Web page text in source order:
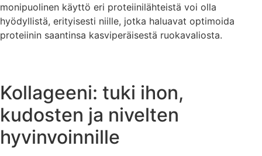
monipuolinen käyttö eri proteiinilähteistä voi olla
hyödyllistä, erityisesti niille, jotka haluavat optimoida
proteiinin saantinsa kasviperäisestä ruokavaliosta.
Kollageeni: tuki ihon,
kudosten ja nivelten
hyvinvoinnille